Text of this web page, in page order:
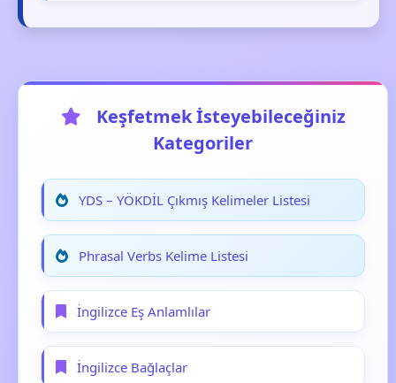
Keşfetmek İsteyebileceğiniz
Kategoriler
YDS – YÖKDİL Çıkmış Kelimeler Listesi
Phrasal Verbs Kelime Listesi
İngilizce Eş Anlamlılar
İngilizce Bağlaçlar